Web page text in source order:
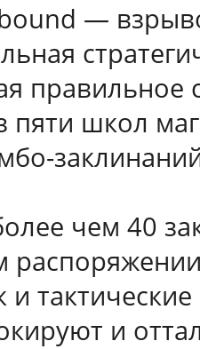
—
правильное
пяти школ
чем 40
и
и